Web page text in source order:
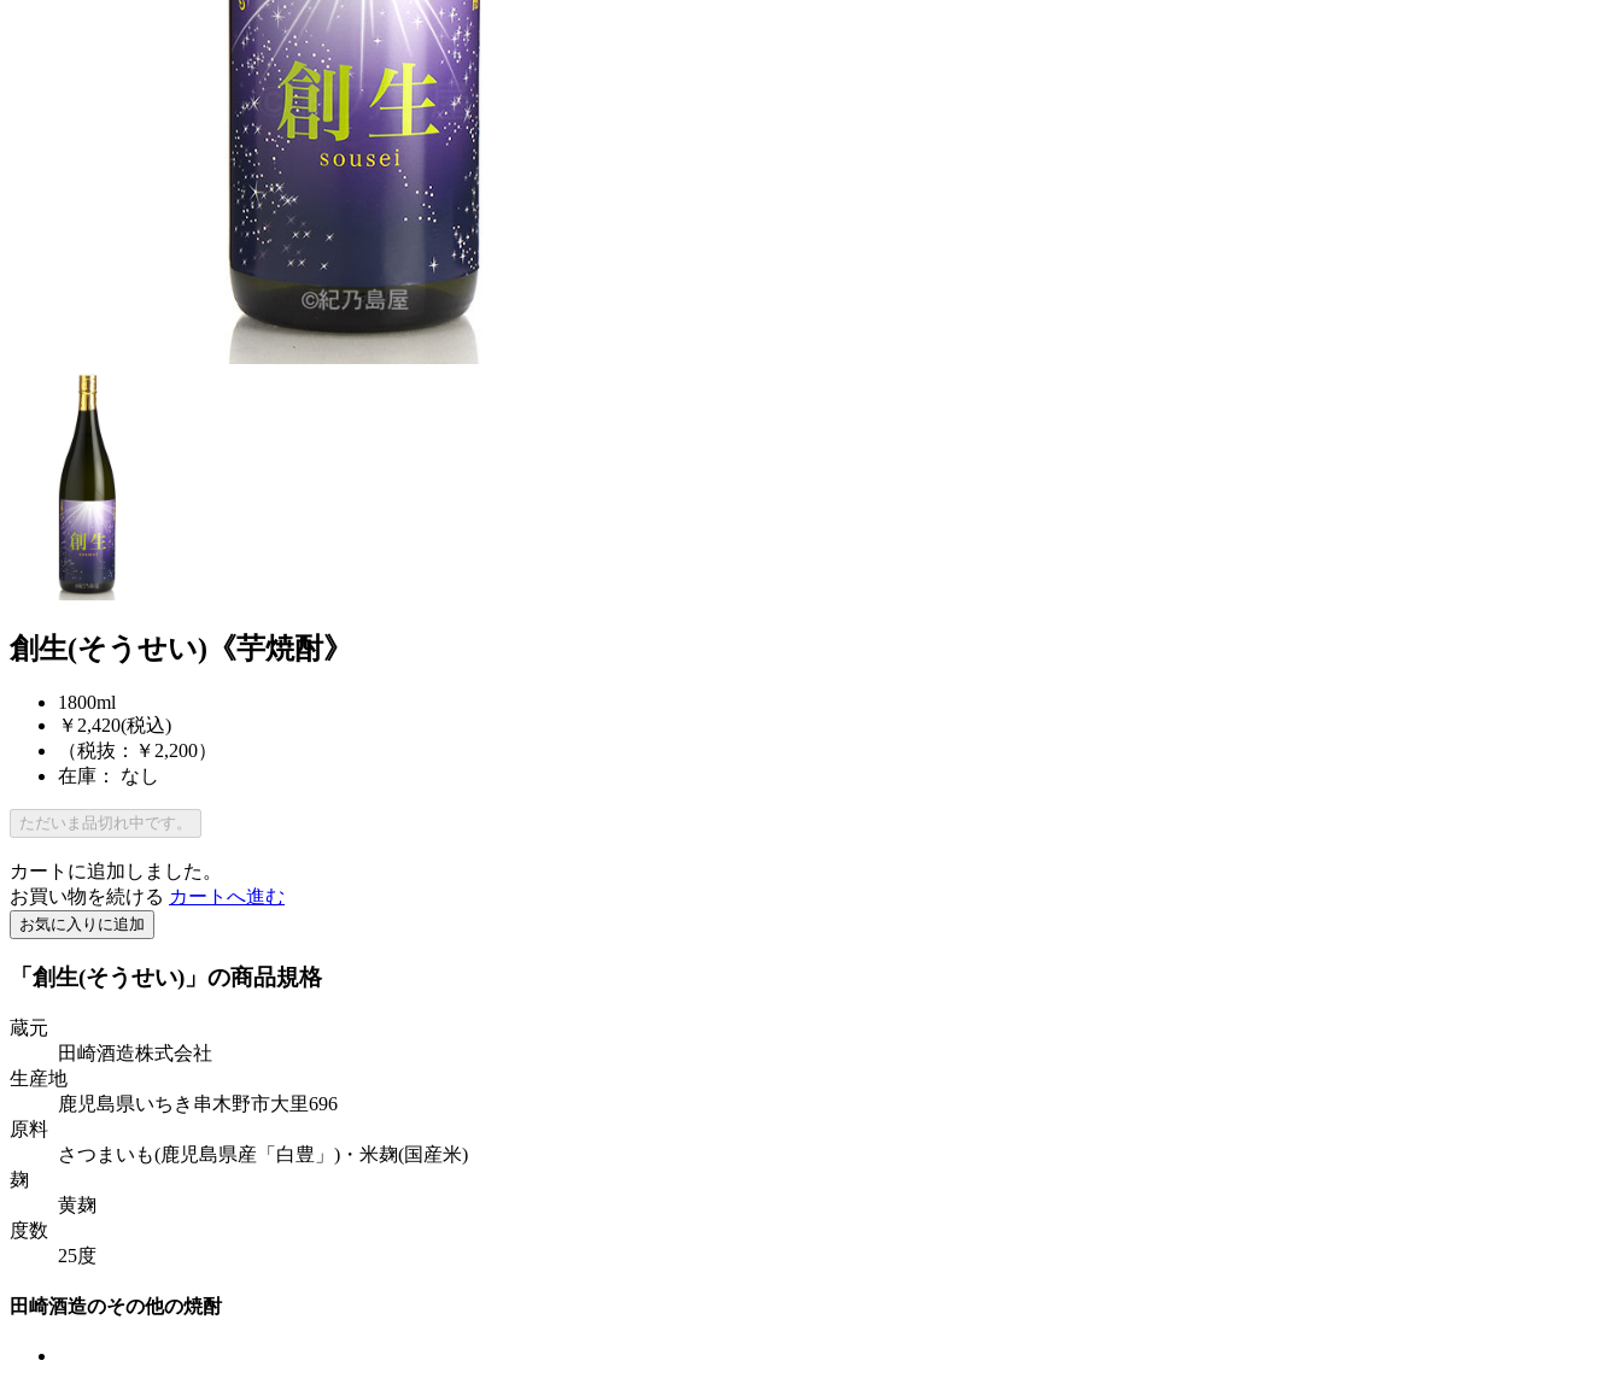
創生(そうせい)《芋焼酎》
1800ml
￥2,420(税込)
（税抜：￥2,200）
在庫： なし
ただいま品切れ中です。
カートに追加しました。
お買い物を続ける カートへ進む
お気に入りに追加
「創生(そうせい)」の商品規格
蔵元
田崎酒造株式会社
生産地
鹿児島県いちき串木野市大里696
原料
さつまいも(鹿児島県産「白豊」)・米麹(国産米)
麹
黄麹
度数
25度
田崎酒造のその他の焼酎